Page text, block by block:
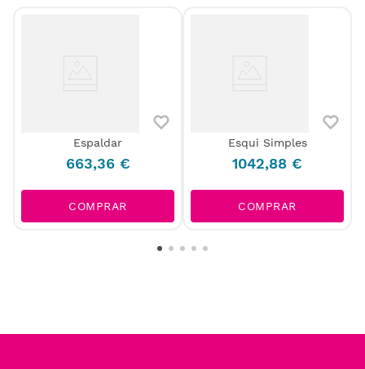
Espaldar
663,36 €
COMPRAR
Esqui Simples
1042,88 €
COMPRAR